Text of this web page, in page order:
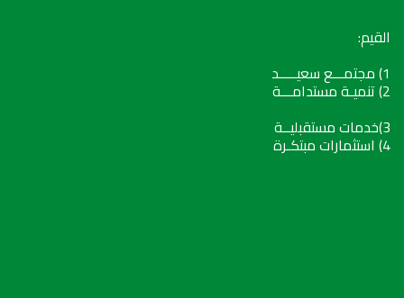
القيم:
1) مجتمـــع سعيـــــد
2) تنميـة مستدامـــة
3)خدمات مستقبليــة
4) استثمارات مبتكـرة